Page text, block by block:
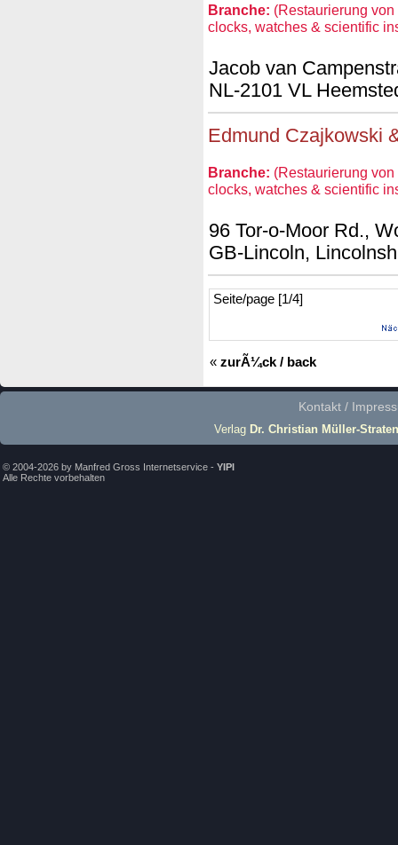
Branche: (Restaurierung
clocks, watches & scientific
Jacob van
NL-2101 VL
Edmund Czajkowski
Branche: (Restaurierung
clocks, watches & scientific
96 Tor-o-Moor Rd.,
GB-Lincoln,
Seite/page [1/4]
« zurÃ¼ck / back
Kontakt /
Verlag Dr. Christian Müller-Straten
© 2004-2026 by Manfred Gross Internetservice - YIPI
Alle Rechte vorbehalten